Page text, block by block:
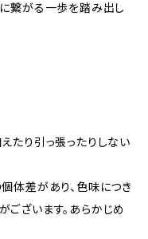
繋がる一歩を踏み出し
たり引っ張ったりしない
体差があり、色味につき
ざいます。あらかじめ